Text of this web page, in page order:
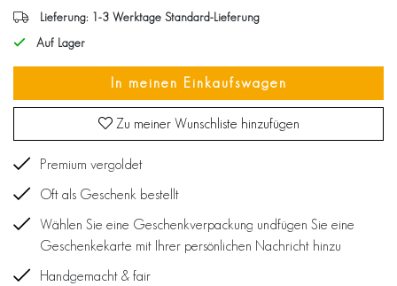
Lieferung: 1-3 Werktage Standard-Lieferung
Auf Lager
In meinen Einkaufswagen
Zu meiner Wunschliste hinzufügen
Premium vergoldet
Oft als Geschenk bestellt
Wählen Sie eine Geschenkverpackung undfügen Sie eine
Geschenkekarte mit Ihrer persönlichen Nachricht hinzu
Handgemacht & fair